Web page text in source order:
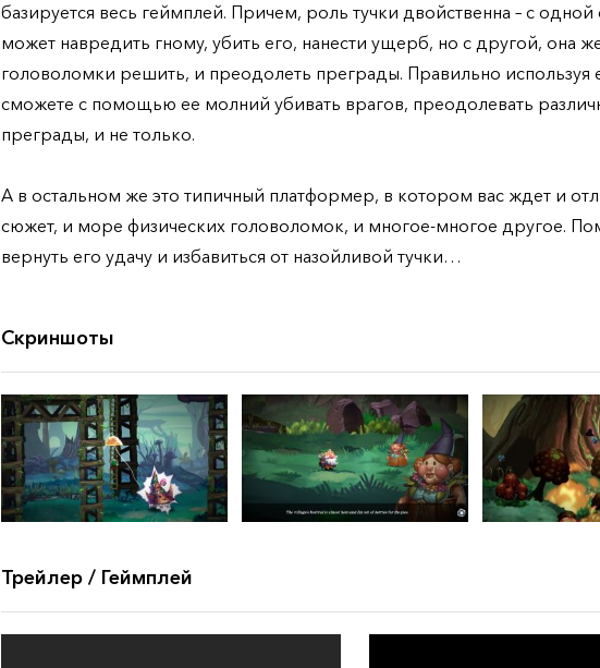
базируется весь геймплей. Причем, роль тучки двойственна – с
может навредить гному, убить его, нанести ущерб, но с другой, она
головоломки решить, и преодолеть преграды. Правильно используя
сможете с помощью ее молний убивать врагов, преодолевать
преграды, и не только.
А в остальном же это типичный платформер, в котором вас ждет и
сюжет, и море физических головоломок, и многое-многое другое.
вернуть его удачу и избавиться от назойливой тучки…
Скриншоты
Трейлер / Геймплей